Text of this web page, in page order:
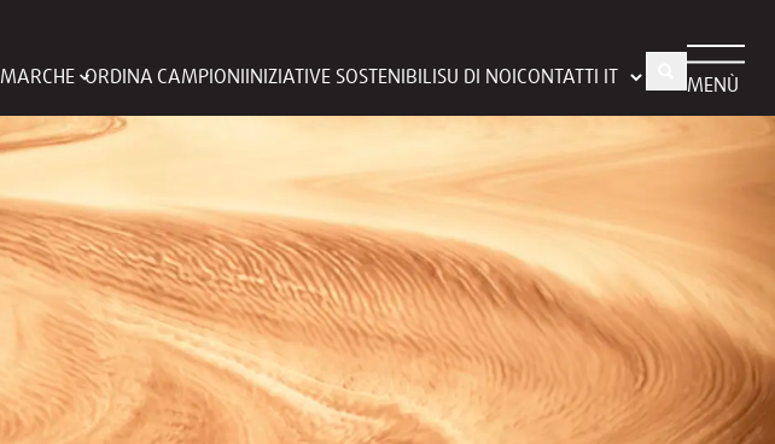
MARCHE ORDINA CAMPIONI INIZIATIVE SOSTENIBILI SU DI NOI CONTATTI MENÙ